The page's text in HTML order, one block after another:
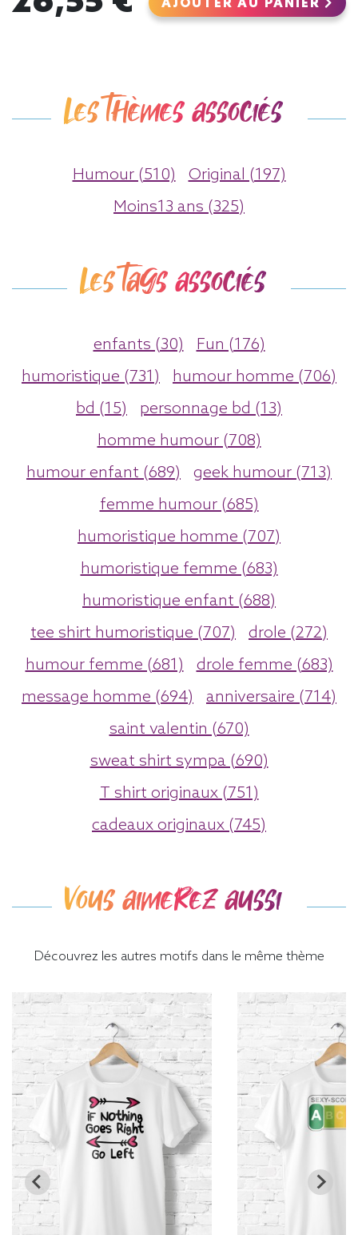
AJOUTER AU PANIER
Les thèmes associés
Humour (510)
Original (197)
Moins13 ans (325)
Les tags associés
enfants (30)
Fun (176)
humoristique (731)
humour homme (706)
bd (15)
personnage bd (13)
homme humour (708)
humour enfant (689)
geek humour (713)
femme humour (685)
humoristique homme (707)
humoristique femme (683)
humoristique enfant (688)
tee shirt humoristique (707)
drole (272)
humour femme (681)
drole femme (683)
message homme (694)
anniversaire (714)
saint valentin (670)
sweat shirt sympa (690)
T shirt originaux (751)
cadeaux originaux (745)
Vous aimerez aussi
Découvrez les autres motifs dans le même thème